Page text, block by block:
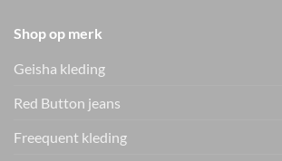
Shop op merk
Geisha kleding
Red Button jeans
Freequent kleding